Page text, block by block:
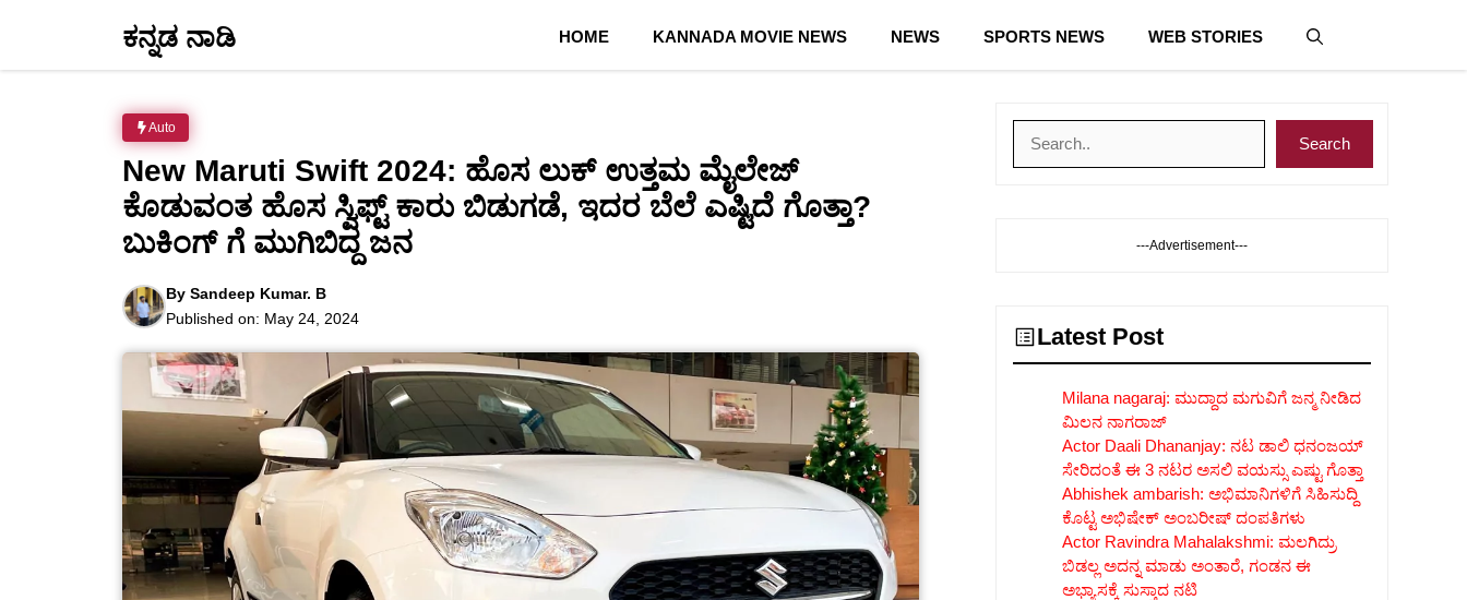
ಕನ್ನಡ ನಾಡಿ HOME KANNADA MOVIE NEWS NEWS SPORTS NEWS WEB STORIES
Auto
New Maruti Swift 2024: ಹೊಸ ಲುಕ್ ಉತ್ತಮ ಮೈಲೇಜ್
ಕೊಡುವಂತ ಹೊಸ ಸ್ವಿಫ್ಟ್ ಕಾರು ಬಿಡುಗಡೆ, ಇದರ ಬೆಲೆ ಎಷ್ಟಿದೆ ಗೊತ್ತಾ?
ಬುಕಿಂಗ್ ಗೆ ಮುಗಿಬಿದ್ದ ಜನ
By Sandeep Kumar. B
Published on: May 24, 2024
Search
---Advertisement---
Latest Post
Milana nagaraj: ಮುದ್ದಾದ ಮಗುವಿಗೆ ಜನ್ಮ ನೀಡಿದ
ಮಿಲನ ನಾಗರಾಜ್
Actor Daali Dhananjay: ನಟ ಡಾಲಿ ಧನಂಜಯ್
ಸೇರಿದಂತೆ ಈ 3 ನಟರ ಅಸಲಿ ವಯಸ್ಸು ಎಷ್ಟು ಗೊತ್ತಾ
Abhishek ambarish: ಅಭಿಮಾನಿಗಳಿಗೆ ಸಿಹಿಸುದ್ದಿ
ಕೊಟ್ಟ ಅಭಿಷೇಕ್ ಅಂಬರೀಷ್ ದಂಪತಿಗಳು
Actor Ravindra Mahalakshmi: ಮಲಗಿದ್ರು
ಬಿಡಲ್ಲ ಅದನ್ನ ಮಾಡು ಅಂತಾರೆ, ಗಂಡನ ಈ
ಅಭ್ಯಾಸಕ್ಕೆ ಸುಸ್ತಾದ ನಟಿ